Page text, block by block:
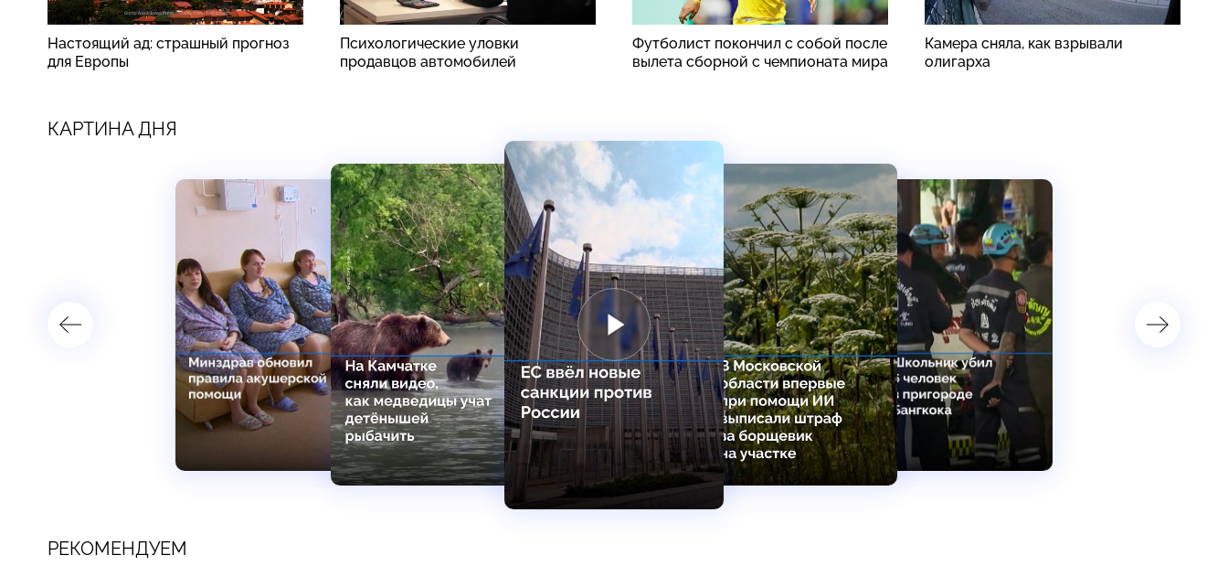
Настоящий ад: страшный прогноз
для Европы
Психологические уловки
продавцов автомобилей
Футболист покончил с собой после
вылета сборной с чемпионата мира
Камера сняла, как взрывали
олигарха
КАРТИНА ДНЯ
РЕКОМЕНДУЕМ